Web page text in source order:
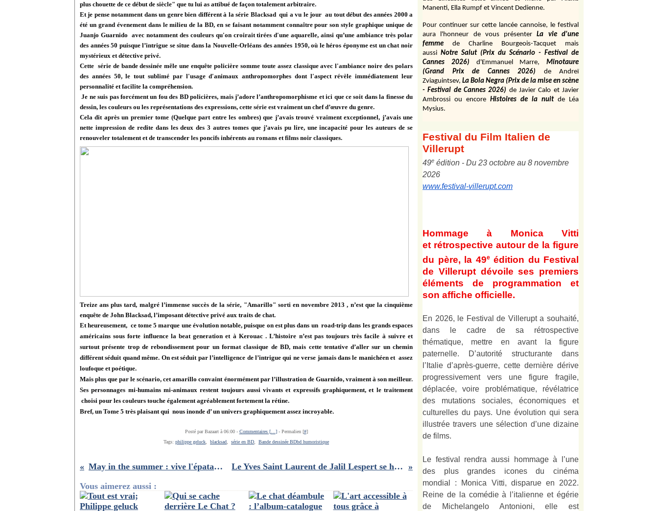
plus chouette de ce début de siècle" que tu lui as attibué de façon totalement arbitraire.
Et je pense notamment dans un genre bien différent à la série Blacksad qui a vu le jour au tout début des années 2000 a
été un grand évenement dans le milieu de la BD, en se faisant notamment connaître pour son style graphique unique de
Juanjo Guarnido avec notamment des couleurs qu'on croirait tirées d'une aquarelle, ainsi qu’une ambiance très polar
des années 50 puisque l’intrigue se situe dans la Nouvelle-Orléans des années 1950, où le héros éponyme est un chat noir
mystérieux et détective privé.
Cette série de bande dessinée mêle une enquête policière somme toute assez classique avec l'ambiance noire des polars
des années 50, le tout sublimé par l'usage d'animaux anthropomorphes dont l'aspect révèle immédiatement leur
personnalité et facilite la compréhension.
Je ne suis pas forcément un fou des BD policières, mais j’adore l’anthropomorphisme et ici que ce soit dans la finesse du
dessin, les couleurs ou les représentations des expressions, cette série est vraiment un chef d’œuvre du genre.
Cela dit après un premier tome (Quelque part entre les ombres) que j’avais trouvé vraiment exceptionnel, j’avais une
nette impression de redite dans les deux des 3 autres tomes que j’avais pu lire, une incapacité pour les auteurs de se
renouveler totalement et de transcender les poncifs inhérents au romans et films noir classiques.
Treize ans plus tard, malgré l’immense succès de la série, "Amarillo" sorti en novembre 2013 , n’est que la cinquième
enquête de John Blacksad, l’imposant détective privé aux traits de chat.
Et heureusement, ce tome 5 marque une évolution notable, puisque on est plus dans un road-trip dans les grands espaces
américains sous forte influence la beat generation et à Kerouac . L’histoire n’est pas toujours très facile à suivre et
surtout présente trop de rebondissement pour un format classique de BD, mais cette tentative d’aller sur un chemin
différent séduit quand même. On est séduit par l’intelligence de l’intrigue qui ne verse jamais dans le manichéen et assez
loufoque et poétique.
Mais plus que par le scénario,cet amarillo convaint énormément par l’illustration de Guarnido, vraiment à son meilleur.
Ses personnages mi-humains mi-animaux restent toujours aussi vivants et expressifs graphiquement, et le traitement
choisi pour les couleurs touche également agréablement fortement la rétine.
Bref, un Tome 5 très plaisant qui nous inonde d’ un univers graphiquement assez incroyable.
Posté par Bazaart à 06:00 - Commentaires [… ]- Permalien [#]
Tags: philippe geluck blacksad série en BD Bande dessinée BDbd humoristique
May in the summer : vive l'épatante Cherien Dabis!!
Le Yves Saint Laurent de Jalil Lespert se hisse haut sur le podium..
Vous aimerez aussi :
Manenti, Ella Rumpf et Vincent Dedienne.
Pour continuer sur cette lancée cannoise, le festival
aura l'honneur de vous présenter
La vie d'une
femme
de Charline Bourgeois-Tacquet
mais
aussi Notre Salut (Prix du Scénario - Festival de
Cannes 2026)
d'Emmanuel Marre,
Minotaure
(Grand Prix de Cannes 2026)
de Andreï
Zviaguintsev, La Bola Negra (Prix de la mise en scène
- Festival de Cannes 2026) de Javier Calo et Javier
Ambrossi ou encore Histoires de la nuit de Léa
Mysius.
Festival du Film Italien de
Villerupt
49e édition - Du 23 octobre au 8 novembre
2026
www.festival-villerupt.com
Hommage à Monica Vitti
et rétrospective autour de la figure
du père, la 49e édition du Festival
de Villerupt dévoile ses premiers
éléments de programmation et
son affiche officielle.
En 2026, le Festival de Villerupt a souhaité,
dans le cadre de sa rétrospective
thématique, mettre en avant la figure
paternelle. D’autorité structurante dans
l’Italie d’après-guerre, cette dernière dérive
progressivement vers une figure fragile,
déplacée, voire problématique, révélatrice
des mutations sociales, économiques et
culturelles du pays. Une évolution qui sera
illustrée travers une sélection d’une dizaine
de films.
Le festival rendra aussi hommage à l’une
des plus grandes icones du cinéma
mondial : Monica Vitti, disparue en 2022.
Reine de la comédie à l’italienne et égérie
de Michelangelo Antonioni, elle est